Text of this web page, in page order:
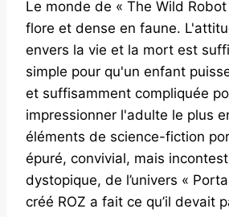
Le monde de « The Wild
flore et dense en faune.
envers la vie et la mort est
simple pour qu'un enfant
et suffisamment compliquée
impressionner l'adulte le plus
éléments de science-fiction
épuré, convivial, mais
dystopique, de l’univers «
créé ROZ a fait ce qu’il devait